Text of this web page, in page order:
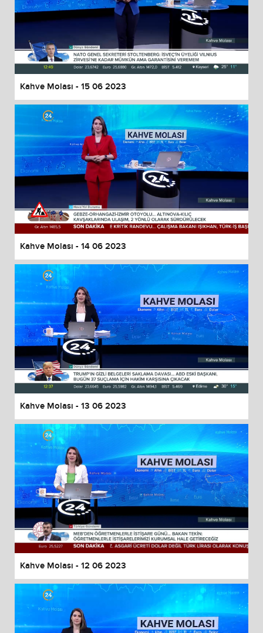
Kahve Molası - 15 06 2023
Kahve Molası - 14 06 2023
Kahve Molası - 13 06 2023
Kahve Molası - 12 06 2023